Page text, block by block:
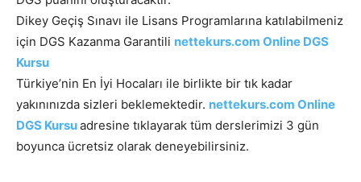
Dikey Geçiş Sınavı ile Lisans Programlarına katılabilmeniz
için DGS Kazanma Garantili nettekurs.com Online DGS
Kursu
Türkiye’nin En İyi Hocaları ile birlikte bir tık kadar
yakınınızda sizleri beklemektedir. nettekurs.com Online
DGS Kursuadresine tıklayarak tüm derslerimizi 3 gün
boyunca ücretsiz olarak deneyebilirsiniz.